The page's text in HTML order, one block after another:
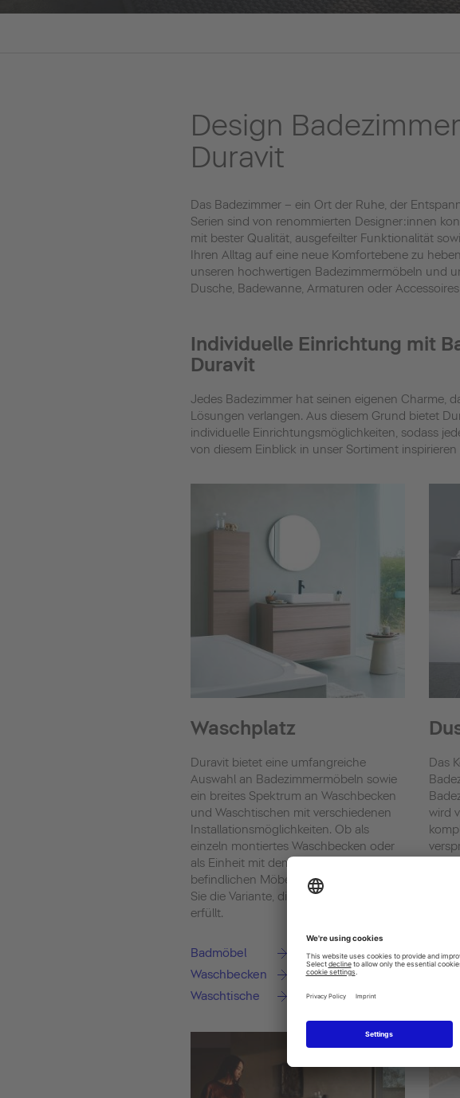
Design
Duravit
Das Badezimmer – ein Ort der Ruhe, der
Serien sind von renommierten Designer:innen
mit bester Qualität, ausgefeilter Funktionalität
Ihren Alltag auf eine neue Komfortebene zu
unseren hochwertigen Badezimmermöbeln und
Dusche, Badewanne, Armaturen oder
Individuelle Einrichtung mit
Duravit
Jedes Badezimmer hat seinen eigenen Charme,
Lösungen verlangen. Aus diesem Grund bietet
individuelle Einrichtungsmöglichkeiten, sodass
von diesem Einblick in unser Sortiment
Waschplatz
Duravit bietet eine umfangreiche
Auswahl an Badezimmermöbeln sowie
ein breites Spektrum an Waschbecken
und Waschtischen mit verschiedenen
Installationsmöglichkeiten. Ob als
einzeln montiertes Waschbecken oder
als Einheit mit dem darunter
befindlichen Möbelstück – hier finden
Sie die Variante, die Ihre Ansprüche
erfüllt.
Badmöbel
Waschbecken
Waschtische
Das
wird